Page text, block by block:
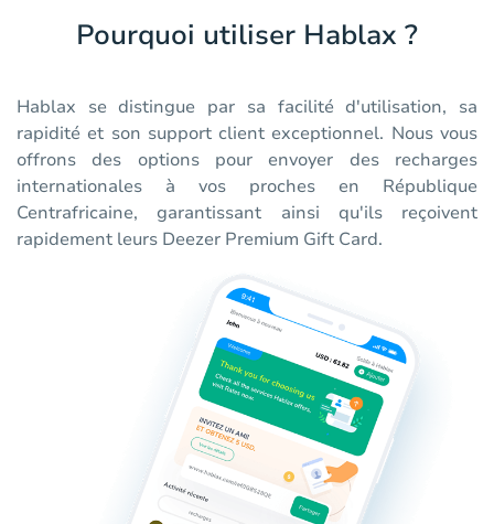
Pourquoi utiliser Hablax ?
Hablax se distingue par sa facilité d'utilisation, sa
rapidité et son support client exceptionnel. Nous vous
offrons des options pour envoyer des recharges
internationales à vos proches en République
Centrafricaine, garantissant ainsi qu'ils reçoivent
rapidement leurs Deezer Premium Gift Card.